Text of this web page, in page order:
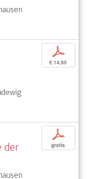
p
€ 14,95
der
p
gratis